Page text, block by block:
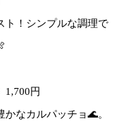
ト！シンプルな調理で
1,700円
なカルパッチョ🌊。